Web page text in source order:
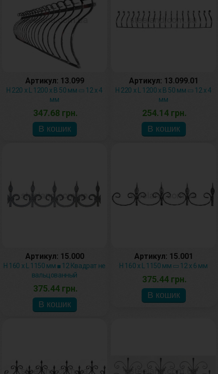
Артикул: 13.099
H 220 х L 1200 х В 50 мм ▭ 12 х 4
мм
347.68 грн.
Артикул: 13.099.01
H 220 х L 1200 х В 50 мм ▭ 12 х 4
мм
254.14 грн.
Артикул: 15.000
H 160 х L 1150 мм ■ 12 Квадрат не
вальцованный
375.44 грн.
Артикул: 15.001
H 160 х L 1150 мм ▭ 12 х 6 мм
375.44 грн.